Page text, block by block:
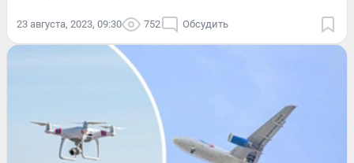
23 августа, 2023, 09:30 752 Обсудить